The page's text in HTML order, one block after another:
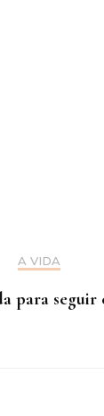
A VIDA
para seguir